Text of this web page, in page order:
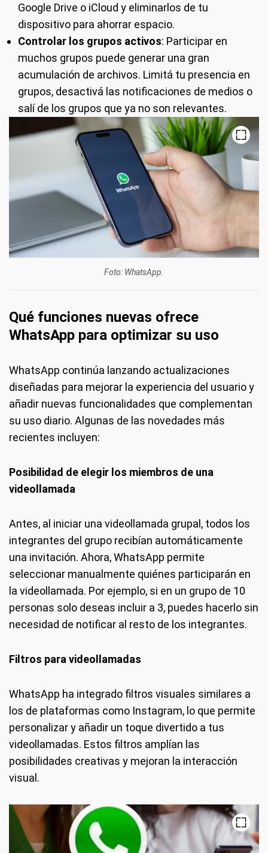
Google Drive o iCloud y eliminarlos de tu
dispositivo para ahorrar espacio.
Controlar los grupos activos: Participar en
muchos grupos puede generar una gran
acumulación de archivos. Limitá tu presencia en
grupos, desactivá las notificaciones de medios o
salí de los grupos que ya no son relevantes.
Foto: WhatsApp.
Qué funciones nuevas ofrece
WhatsApp para optimizar su uso
WhatsApp continúa lanzando actualizaciones
diseñadas para mejorar la experiencia del usuario y
añadir nuevas funcionalidades que complementan
su uso diario. Algunas de las novedades más
recientes incluyen:
Posibilidad de elegir los miembros de una
videollamada
Antes, al iniciar una videollamada grupal, todos los
integrantes del grupo recibían automáticamente
una invitación. Ahora, WhatsApp permite
seleccionar manualmente quiénes participarán en
la videollamada. Por ejemplo, si en un grupo de 10
personas solo deseas incluir a 3, puedes hacerlo sin
necesidad de notificar al resto de los integrantes.
Filtros para videollamadas
WhatsApp ha integrado filtros visuales similares a
los de plataformas como Instagram, lo que permite
personalizar y añadir un toque divertido a tus
videollamadas. Estos filtros amplían las
posibilidades creativas y mejoran la interacción
visual.